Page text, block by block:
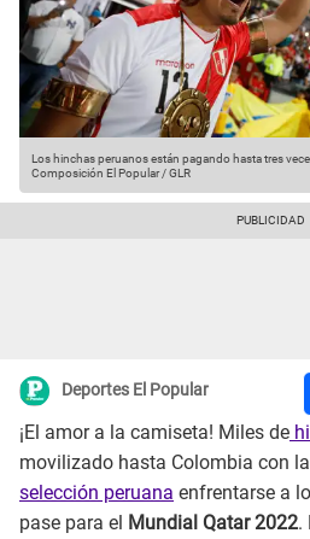
Los hinchas peruanos están pagando hasta tres
Composición El Popular / GLR
Deportes El Popular
¡El amor a la camiseta! Miles de
movilizado hasta Colombia con
selección peruana enfrentarse a
pase para el Mundial Qatar 2022.